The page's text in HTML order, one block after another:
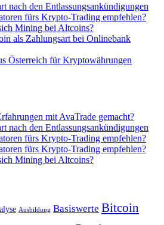
nach den Entlassungsankündigungen
fürs Krypto-Trading empfehlen?
Mining bei Altcoins?
als Zahlungsart bei Onlinebank
Österreich für Kryptowährungen
mit AvaTrade gemacht?
nach den Entlassungsankündigungen
fürs Krypto-Trading empfehlen?
fürs Krypto-Trading empfehlen?
Mining bei Altcoins?
Ausbildung Basiswerte Bitcoin